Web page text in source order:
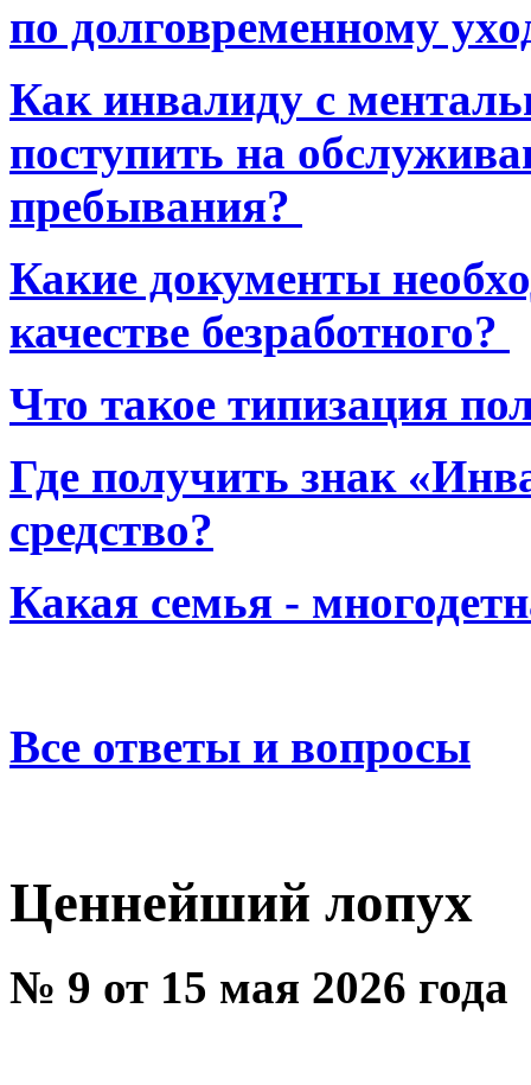
по долговременному
Как инвалиду с
поступить на
пребывания?
Какие документы
качестве безработного?
Что такое типизация
Где получить знак
средство?
Какая семья -
Все ответы и вопросы
Ценнейший лопух
№ 9 от 15 мая 2026 года